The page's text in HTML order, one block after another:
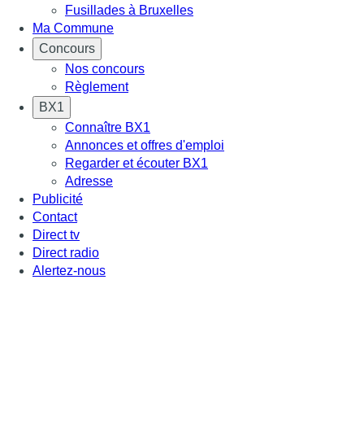
Fusillades à Bruxelles
Ma Commune
Concours
Nos concours
Règlement
BX1
Connaître BX1
Annonces et offres d'emploi
Regarder et écouter BX1
Adresse
Publicité
Contact
Direct tv
Direct radio
Alertez-nous